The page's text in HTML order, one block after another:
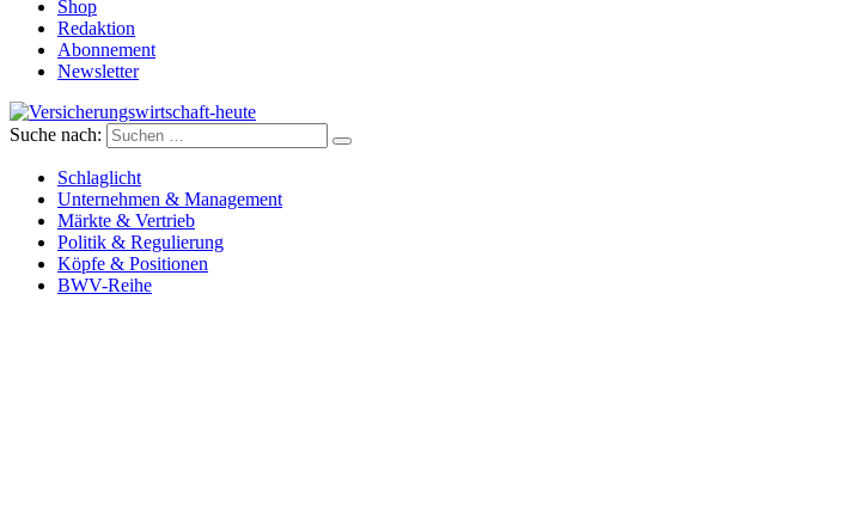
Shop
Redaktion
Abonnement
Newsletter
Versicherungswirtschaft-heute
Suche nach:
Schlaglicht
Unternehmen & Management
Märkte & Vertrieb
Politik & Regulierung
Köpfe & Positionen
BWV-Reihe